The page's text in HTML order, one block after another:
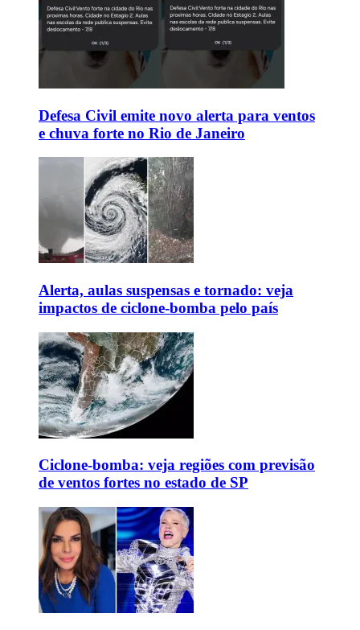
Defesa Civil emite novo alerta para ventos
e chuva forte no Rio de Janeiro
Alerta, aulas suspensas e tornado: veja
impactos de ciclone-bomba pelo país
Ciclone-bomba: veja regiões com previsão
de ventos fortes no estado de SP